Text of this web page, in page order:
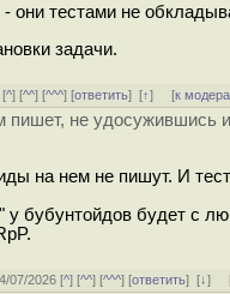
они тестами не
задачи.
[^] [^^] [^^^] [ответить][↑] [к
пишет, не удосужившись
на нем не пишут. И
у бубунтойдов будет с
07/2026 [^] [^^] [^^^] [ответить][↓]